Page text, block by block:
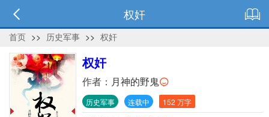
权奸
首页 >> 历史军事 >> 权奸
权奸
作者： 月神的野鬼
历史军事 连载中 152 万字